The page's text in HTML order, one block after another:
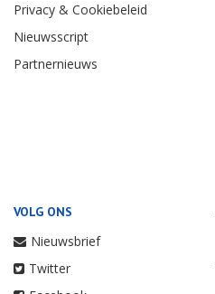
Privacy & Cookiebeleid
Nieuwsscript
Partnernieuws
VOLG ONS
Nieuwsbrief
Twitter